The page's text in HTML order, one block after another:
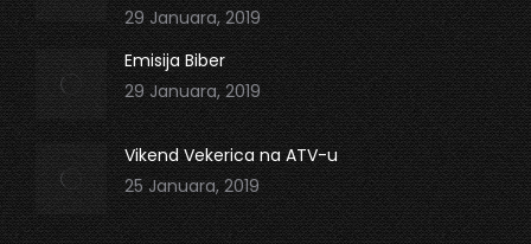
29 Januara, 2019
Emisija Biber
29 Januara, 2019
Vikend Vekerica na ATV-u
25 Januara, 2019